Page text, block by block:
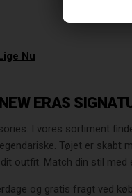
Nu
ERAS
I vores sortiment
Tøjet er skabt
outfit. Match din stil med
og gratis fragt ved